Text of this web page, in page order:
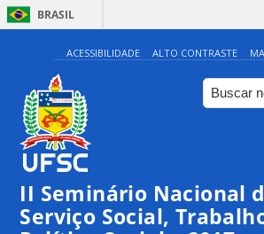
BRASIL
ACESSIBILIDADE ALTO CONTRASTE
II Seminário Nacional
Serviço Social,